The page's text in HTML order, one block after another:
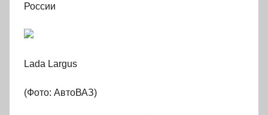
России
Lada Largus
(Фото: АвтоВАЗ)